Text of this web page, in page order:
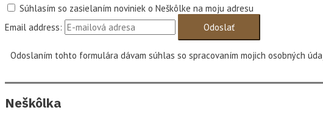
Súhlasím so zasielaním noviniek o Neškôlke na moju adresu
Email address:
Odoslaním tohto formulára dávam súhlas so spracovaním mojich osobných
Neškôlka